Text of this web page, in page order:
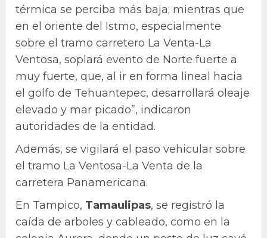
térmica se perciba más baja; mientras que
en el oriente del Istmo, especialmente
sobre el tramo carretero La Venta-La
Ventosa, soplará evento de Norte fuerte a
muy fuerte, que, al ir en forma lineal hacia
el golfo de Tehuantepec, desarrollará oleaje
elevado y mar picado”, indicaron
autoridades de la entidad.
Además, se vigilará el paso vehicular sobre
el tramo La Ventosa-La Venta de la
carretera Panamericana.
En Tampico, Tamaulipas, se registró la
caída de arboles y cableado, como en la